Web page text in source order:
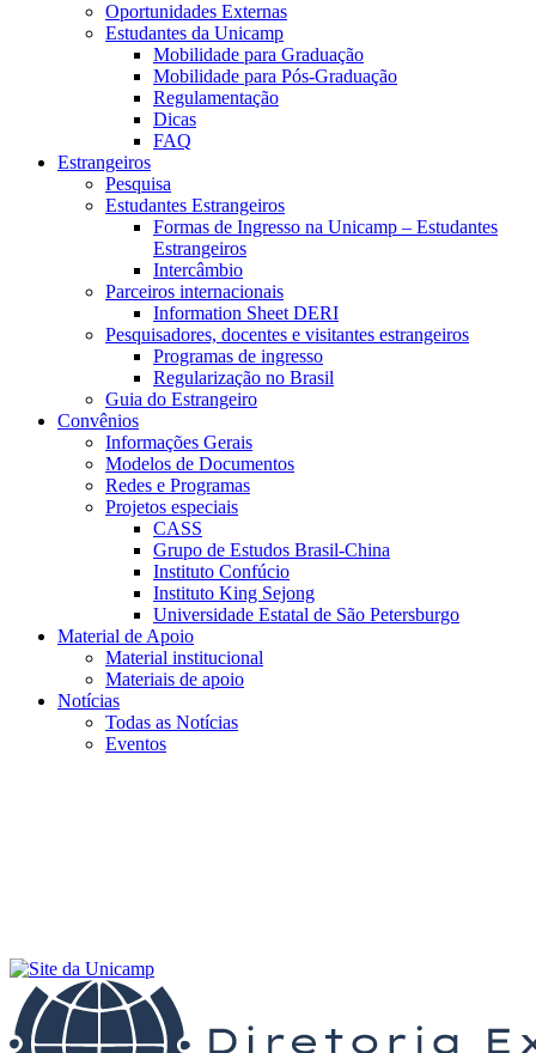
Oportunidades Externas
Estudantes da Unicamp
Mobilidade para Graduação
Mobilidade para Pós-Graduação
Regulamentação
Dicas
FAQ
Estrangeiros
Pesquisa
Estudantes Estrangeiros
Formas de Ingresso na Unicamp – Estudantes
Estrangeiros
Intercâmbio
Parceiros internacionais
Information Sheet DERI
Pesquisadores, docentes e visitantes estrangeiros
Programas de ingresso
Regularização no Brasil
Guia do Estrangeiro
Convênios
Informações Gerais
Modelos de Documentos
Redes e Programas
Projetos especiais
CASS
Grupo de Estudos Brasil-China
Instituto Confúcio
Instituto King Sejong
Universidade Estatal de São Petersburgo
Material de Apoio
Material institucional
Materiais de apoio
Notícias
Todas as Notícias
Eventos